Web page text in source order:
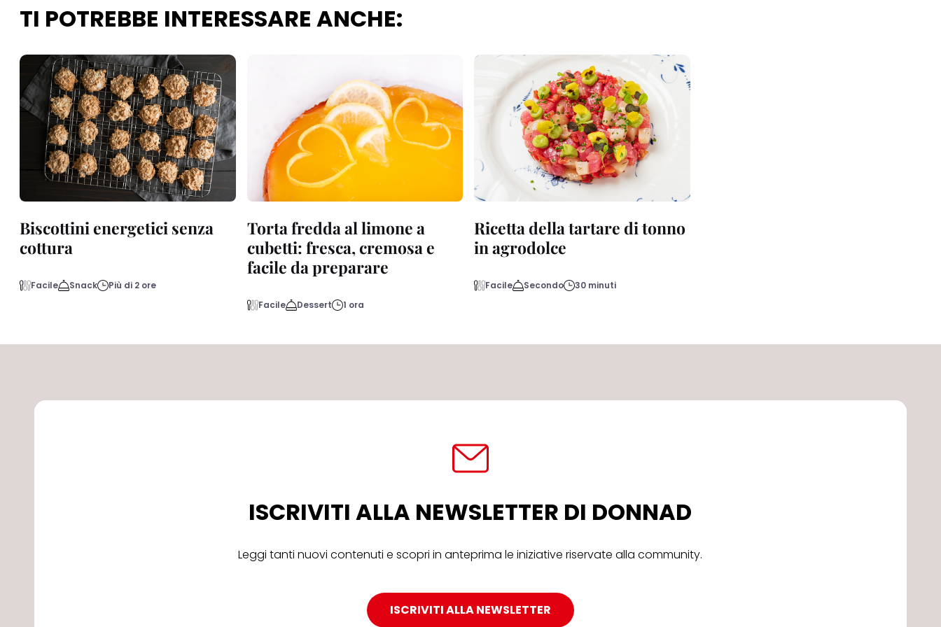
TI POTREBBE INTERESSARE ANCHE:
Biscottini energetici senza
cottura
Facile Snack Più di 2 ore
Torta fredda al limone a
cubetti: fresca, cremosa e
facile da preparare
Facile Dessert 1 ora
Ricetta della tartare di tonno
in agrodolce
Facile Secondo 30 minuti
ISCRIVITI ALLA NEWSLETTER DI DONNAD
Leggi tanti nuovi contenuti e scopri in anteprima le iniziative riservate alla community.
ISCRIVITI ALLA NEWSLETTER